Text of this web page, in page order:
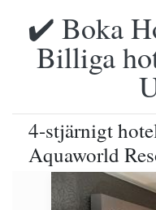
✔️ Boka
Billiga
4-stjärnigt
Aquaworld